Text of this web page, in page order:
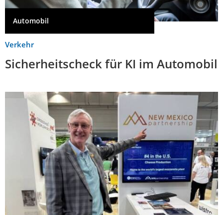
Automobil
Verkehr
Sicherheitscheck für KI im Automobil